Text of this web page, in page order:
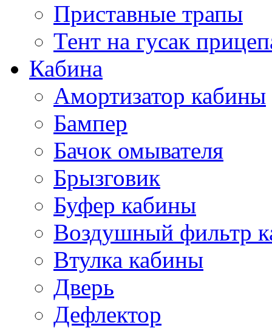
Приставные трапы
Тент на гусак
Кабина
Амортизатор кабины
Бампер
Бачок омывателя
Брызговик
Буфер кабины
Воздушный фильтр
Втулка кабины
Дверь
Дефлектор